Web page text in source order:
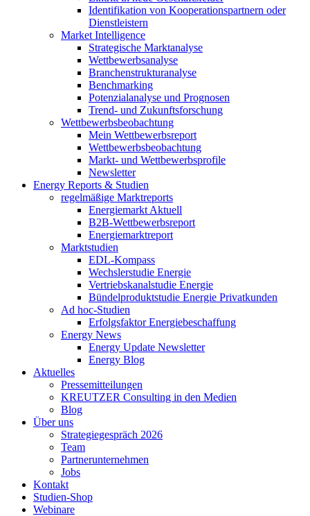
Identifikation von Kooperationspartnern oder
Dienstleistern
Market Intelligence
Strategische Marktanalyse
Wettbewerbsanalyse
Branchenstrukturanalyse
Benchmarking
Potenzialanalyse und Prognosen
Trend- und Zukunftsforschung
Wettbewerbs­beobachtung
Mein Wettbewerbsreport
Wettbewerbsbeobachtung
Markt- und Wettbewerbsprofile
Newsletter
Energy Reports & Studien
regelmäßige Marktreports
Energiemarkt Aktuell
B2B-Wettbewerbsreport
Energiemarktreport
Marktstudien
EDL-Kompass
Wechslerstudie Energie
Vertriebskanalstudie Energie
Bündelproduktstudie Energie Privatkunden
Ad hoc-Studien
Erfolgsfaktor Energiebeschaffung
Energy News
Energy Update Newsletter
Energy Blog
Aktuelles
Pressemitteilungen
KREUTZER Consulting in den Medien
Blog
Über uns
Strategiegespräch 2026
Team
Partnerunternehmen
Jobs
Kontakt
Studien-Shop
Webinare